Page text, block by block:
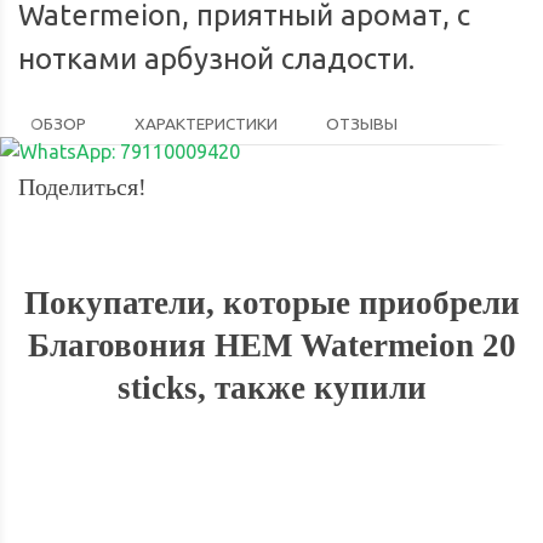
Watermeion, приятный аромат, с
нотками арбузной сладости.
ОБЗОР ХАРАКТЕРИСТИКИ ОТЗЫВЫ
Поделиться!
Покупатели, которые приобрели
Благовония HEM Watermeion 20
sticks, также купили